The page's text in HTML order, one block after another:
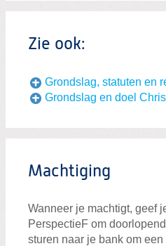
Zie ook:
Grondslag, statuten en
Grondslag en doel
Machtiging
Wanneer je machtigt, geef
PerspectieF om
sturen naar je bank om